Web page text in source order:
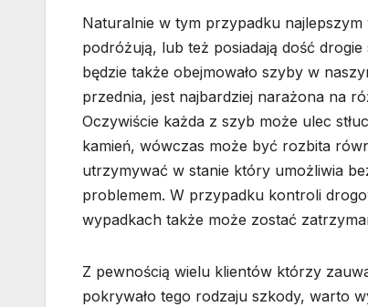
Naturalnie w tym przypadku
podróżują, lub też posiadają dość
będzie także obejmowało szyby w
przednia, jest najbardziej narażona na
Oczywiście każda z szyb może ulec
kamień, wówczas może być rozbita
utrzymywać w stanie który umożliwia
problemem. W przypadku kontroli
wypadkach także może zostać
Z pewnością wielu klientów którzy
pokrywało tego rodzaju szkody, warto